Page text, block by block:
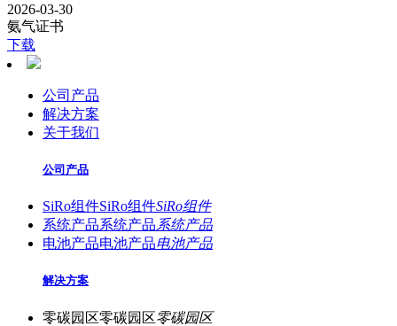
2026-03-30
氨气证书
下载
公司产品
解决方案
关于我们
公司产品
SiRo组件SiRo组件SiRo组件
系统产品系统产品 系统产品
电池产品电池产品电池产品
解决方案
零碳园区零碳园区零碳园区